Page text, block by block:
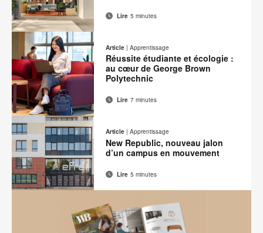
Partager
Facebook
Partager
sur
Twitter
Partager
sur
Pinterest
Partager
sur
LinkedIn
Adresse
de
contact
Imprimer
cette
page
Lire 5 minutes
Partager
sur
Facebook
Partager
sur
Twitter
Partager
sur
Pinterest
Partager
sur
LinkedIn
Adresse
de
contact
Imprimer
cette
page
Article | Apprentissage
Réussite étudiante et écologie :
au cœur de George Brown
Polytechnic
Lire 7 minutes
Partager
Partager
Partager
Partager
LinkedIn
Adresse
contact
Imprimer
cette
page
Article | Apprentissage
New Republic, nouveau jalon
d’un campus en mouvement
Lire 5 minutes